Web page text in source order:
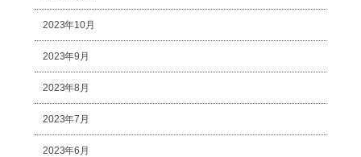
2023年10月
2023年9月
2023年8月
2023年7月
2023年6月